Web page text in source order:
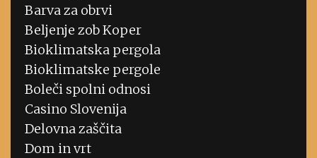
Barva za obrvi
Beljenje zob Koper
Bioklimatska pergola
Bioklimatske pergole
Boleči spolni odnosi
Casino Slovenija
Delovna zaščita
Dom in vrt